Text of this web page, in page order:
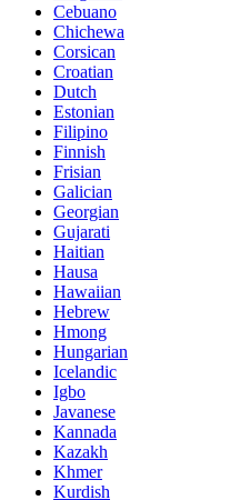
Cebuano
Chichewa
Corsican
Croatian
Dutch
Estonian
Filipino
Finnish
Frisian
Galician
Georgian
Gujarati
Haitian
Hausa
Hawaiian
Hebrew
Hmong
Hungarian
Icelandic
Igbo
Javanese
Kannada
Kazakh
Khmer
Kurdish